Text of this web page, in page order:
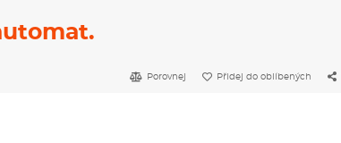
Porovnej Přidej do oblíbených